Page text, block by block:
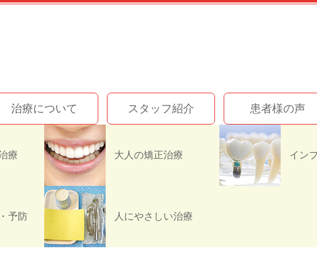
ック
治療について
療 大人の矯正治療
予防 人にやさしい治療
スタッフ紹介 患者様の声
367C-471A-AD6F-